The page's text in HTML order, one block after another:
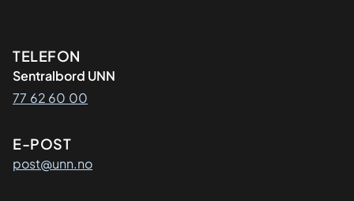
Kontaktinformasjon
TELEFON
Sentralbord UNN
77 62 60 00
E-POST
post@unn.no